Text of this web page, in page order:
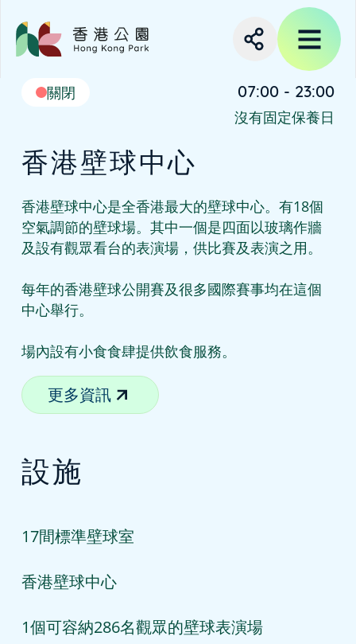
關閉 07:00 - 23:00
沒有固定保養日
香港壁球中心
香港壁球中心是全香港最大的壁球中心。有18個
空氣調節的壁球場。其中一個是四面以玻璃作牆
及設有觀眾看台的表演場，供比賽及表演之用。
每年的香港壁球公開賽及很多國際賽事均在這個
中心舉行。
場內設有小食食肆提供飲食服務。
更多資訊
設施
17間標準壁球室
香港壁球中心
1個可容納286名觀眾的壁球表演場